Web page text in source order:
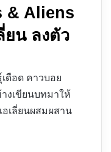
& Aliens
ยน ลงตัว
ดือด คาวบอย
งเขียนบทมาให้
อเลี่ยนผสมผสาน